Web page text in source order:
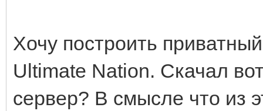
Хочу построить
Ultimate Nation. Скачал
сервер? В смысле что из